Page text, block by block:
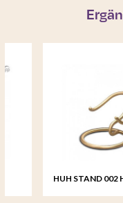
HUH STAND 002